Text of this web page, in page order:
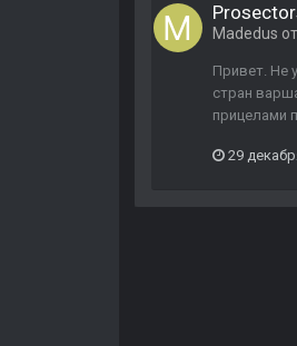
Madedus
Привет. Не
стран
прицелами
29